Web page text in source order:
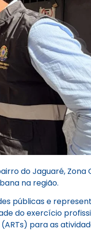
do Jaguaré,
na região.
públicas e
do exercício
para as